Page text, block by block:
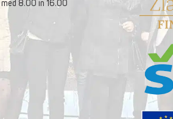
med 8.00 in 16.00